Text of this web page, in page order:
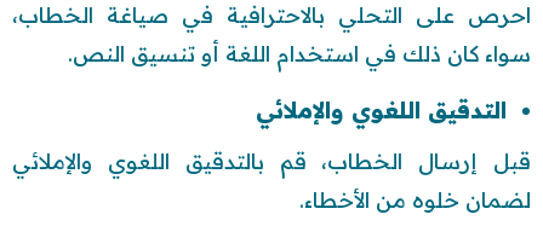
احرص على التحلي بالاحترافية في صياغة الخطاب،
سواء كان ذلك في استخدام اللغة أو تنسيق النص.
التدقيق اللغوي والإملائي
قبل إرسال الخطاب، قم بالتدقيق اللغوي والإملائي
لضمان خلوه من الأخطاء.